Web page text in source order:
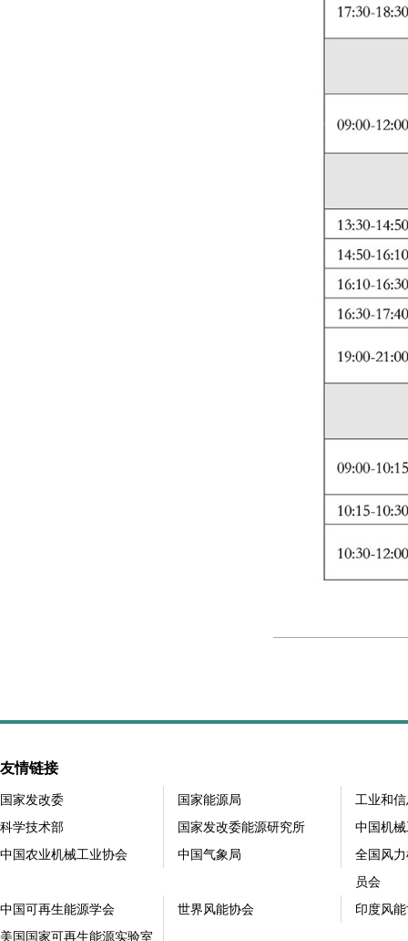
友情链接
国家发改委 国家能源局
工业和
科学技术部
国家发改委能源研究所
中国机
中国农业机械工业协会
中国气象局
全国风
员会
中国可再生能源学会
世界风能协会
印度风
美国国家可再生能源实验室